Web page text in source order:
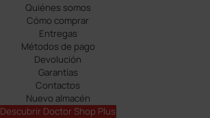
Quiénes somos
Cómo comprar
Entregas
Métodos de pago
Devolución
Garantías
Contactos
Nuevo almacén
Descubrir Doctor Shop Plus